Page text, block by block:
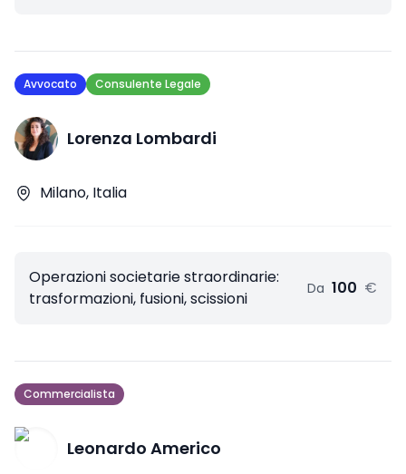
Avvocato Consulente Legale
Lorenza Lombardi
Milano, Italia
Operazioni societarie straordinarie:
trasformazioni, fusioni, scissioni
Da 100 €
Commercialista
Leonardo Americo